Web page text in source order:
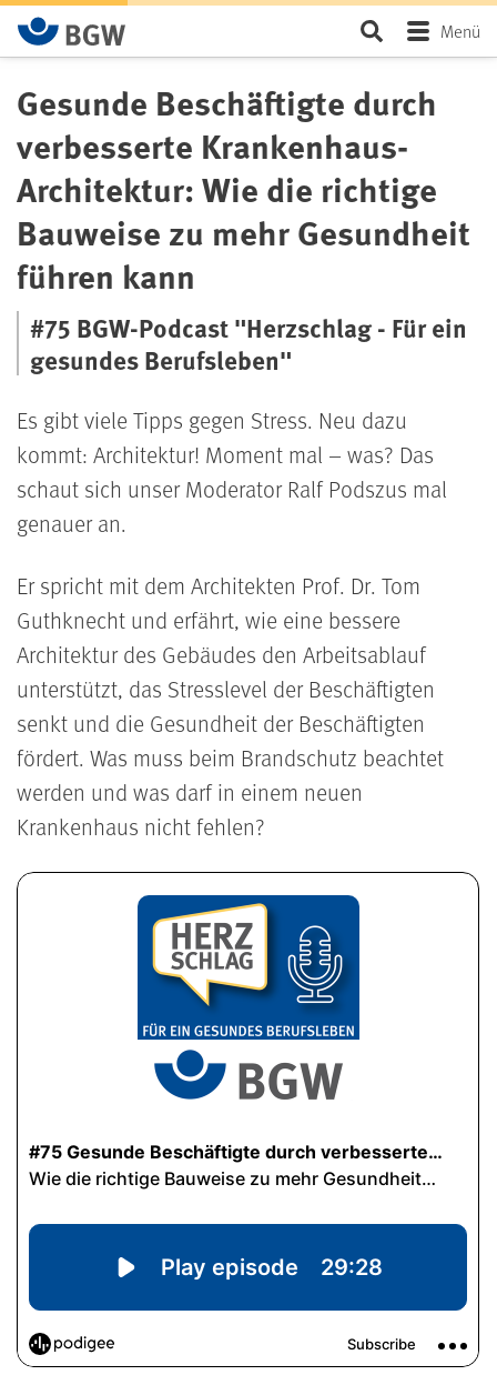
Zum Hauptinhalt springen SeiteMenü
Gesunde Beschäftigte durch
verbesserte Krankenhaus-
Architektur: Wie die richtige
Bauweise zu mehr Gesundheit
führen kann
#75 BGW-Podcast "Herzschlag - Für ein
gesundes Berufsleben"
Es gibt viele Tipps gegen Stress. Neu dazu
kommt: Architektur! Moment mal – was? Das
schaut sich unser Moderator Ralf Podszus mal
genauer an.
Er spricht mit dem Architekten Prof. Dr. Tom
Guthknecht und erfährt, wie eine bessere
Architektur des Gebäudes den Arbeitsablauf
unterstützt, das Stresslevel der Beschäftigten
senkt und die Gesundheit der Beschäftigten
fördert. Was muss beim Brandschutz beachtet
werden und was darf in einem neuen
Krankenhaus nicht fehlen?